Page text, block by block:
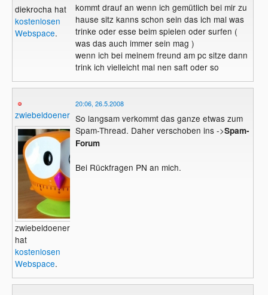
diekrocha hat
kostenlosen
Webspace.
kommt drauf an wenn ich gemütlich bei mir zu
hause sitz kanns schon sein das ich mal was
trinke oder esse beim spielen oder surfen (
was das auch immer sein mag )
wenn ich bei meinem freund am pc sitze dann
trink ich vielleicht mal nen saft oder so
zwiebeldoener
zwiebeldoener
hat
kostenlosen
Webspace.
20:06, 26.5.2008
So langsam verkommt das ganze etwas zum
Spam-Thread. Daher verschoben ins ->Spam-
Forum
Bei Rückfragen PN an mich.